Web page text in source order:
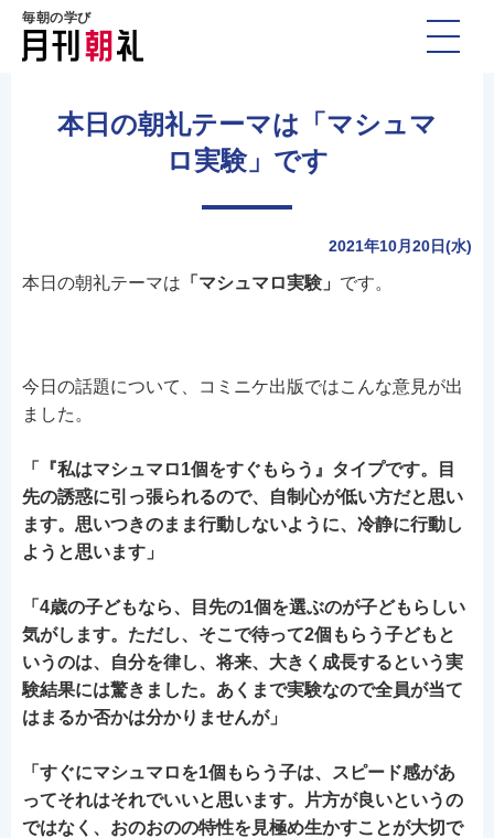
毎朝の学び
本日の朝礼テーマは「マシュマ
ロ実験」です
2021年10月20日(水)
本日の朝礼テーマは 「マシュマロ実験」 です。
今日の話題について、コミニケ出版ではこんな意見が出
ました。
「『私はマシュマロ1個をすぐもらう』タイプです。目
先の誘惑に引っ張られるので、自制心が低い方だと思い
ます。思いつきのまま行動しないように、冷静に行動し
ようと思います」
「4歳の子どもなら、目先の1個を選ぶのが子どもらしい
気がします。ただし、そこで待って2個もらう子どもと
いうのは、自分を律し、将来、大きく成長するという実
験結果には驚きました。あくまで実験なので全員が当て
はまるか否かは分かりませんが」
「すぐにマシュマロを1個もらう子は、スピード感があ
ってそれはそれでいいと思います。片方が良いというの
ではなく、おのおのの特性を見極め生かすことが大切で